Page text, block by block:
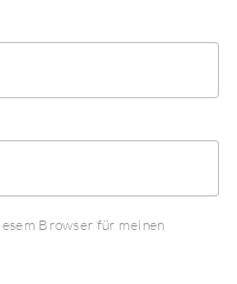
Browser für meinen